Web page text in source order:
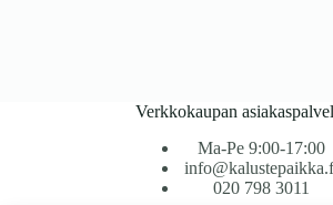
Verkkokaupan
Ma-Pe 9:00-17:00
020 798 3011